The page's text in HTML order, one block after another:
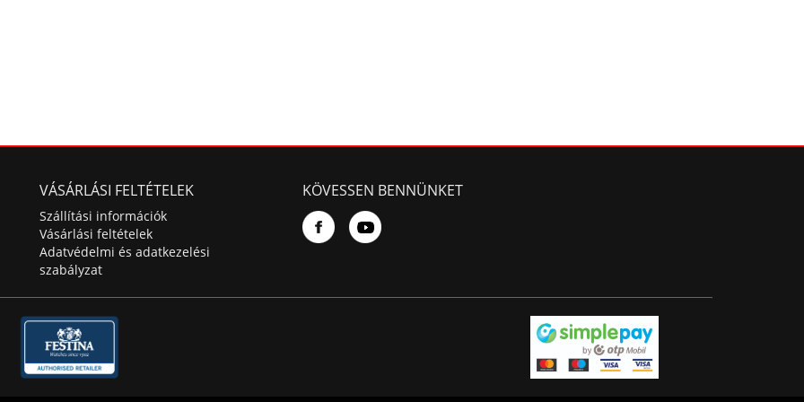
VÁSÁRLÁSI FELTÉTELEK
Szállítási információk
Vásárlási feltételek
Adatvédelmi és adatkezelési
szabályzat
KÖVESSEN BENNÜNKET